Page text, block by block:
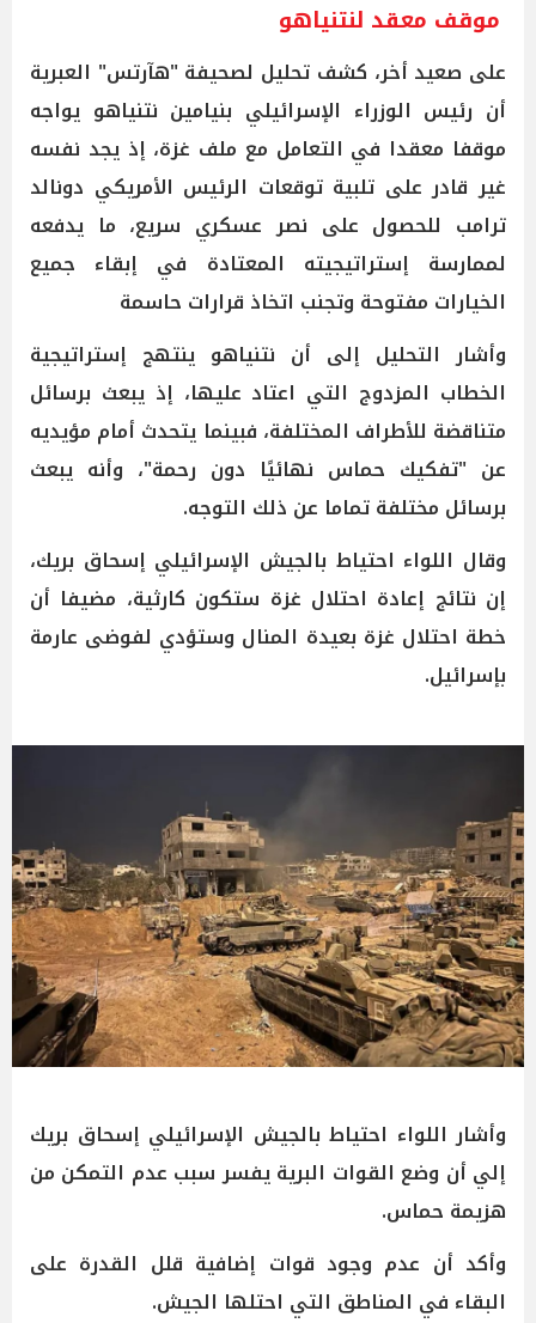
موقف معقد لنتنياهو
على صعيد أخر، كشف تحليل لصحيفة "هآرتس" العبرية
أن رئيس الوزراء الإسرائيلي بنيامين نتنياهو يواجه
موقفا معقدا في التعامل مع ملف غزة، إذ يجد نفسه
غير قادر على تلبية توقعات الرئيس الأمريكي دونالد
ترامب للحصول على نصر عسكري سريع، ما يدفعه
لممارسة إستراتيجيته المعتادة في إبقاء جميع
الخيارات مفتوحة وتجنب اتخاذ قرارات حاسمة
وأشار التحليل إلى أن نتنياهو ينتهج إستراتيجية
الخطاب المزدوج التي اعتاد عليها، إذ يبعث برسائل
متناقضة للأطراف المختلفة، فبينما يتحدث أمام مؤيديه
عن "تفكيك حماس نهائيًا دون رحمة"، وأنه يبعث
برسائل مختلفة تماما عن ذلك التوجه.
وقال اللواء احتياط بالجيش الإسرائيلي إسحاق بريك،
إن نتائج إعادة احتلال غزة ستكون كارثية، مضيفا أن
خطة احتلال غزة بعيدة المنال وستؤدي لفوضى عارمة
بإسرائيل.
وأشار اللواء احتياط بالجيش الإسرائيلي إسحاق بريك
إلي أن وضع القوات البرية يفسر سبب عدم التمكن من
هزيمة حماس.
وأكد أن عدم وجود قوات إضافية قلل القدرة على
البقاء في المناطق التي احتلها الجيش.